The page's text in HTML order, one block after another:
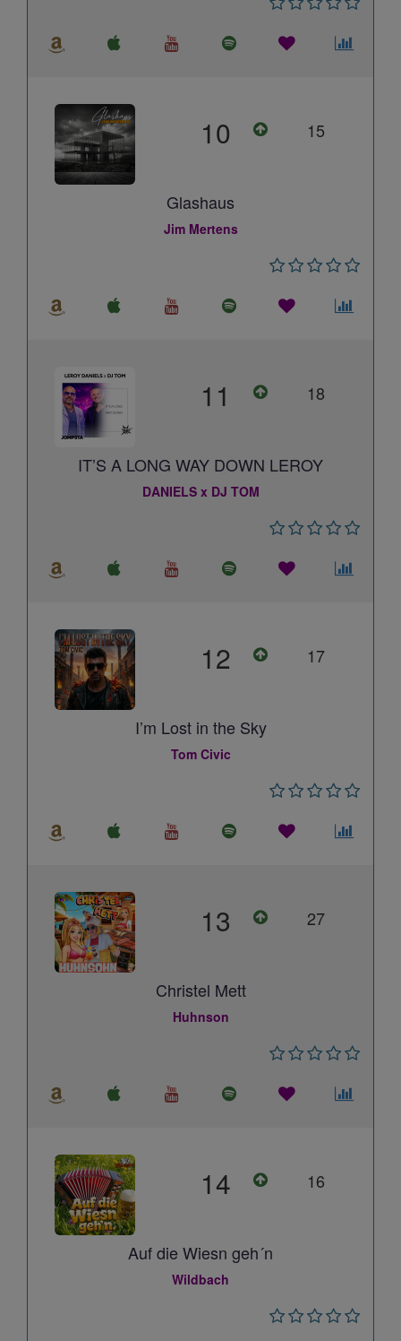
10 15
Glashaus
Jim Mertens
11 18
IT’S A LONG WAY DOWN LEROY
DANIELS x DJ TOM
12 17
I’m Lost in the Sky
Tom Civic
13 27
Christel Mett
Huhnson
14 16
Auf die Wiesn geh´n
Wildbach